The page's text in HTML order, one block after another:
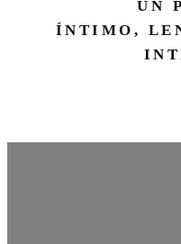
UN
ÍNTIMO,